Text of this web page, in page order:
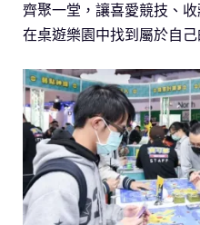
齊聚一堂，讓喜愛競技、
在桌遊樂園中找到屬於自己